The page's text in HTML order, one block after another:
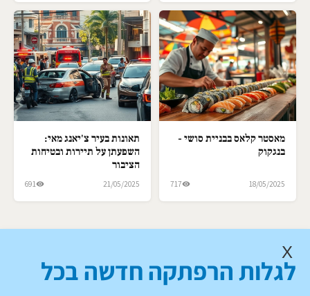
מאסטר קלאס בבניית סושי -
בנגקוק
18/05/2025
717
תאונות בעיר צ'יאנג מאי:
השפעתן על תיירות ובטיחות
הציבור
21/05/2025
691
X
לגלות הרפתקה חדשה בכל